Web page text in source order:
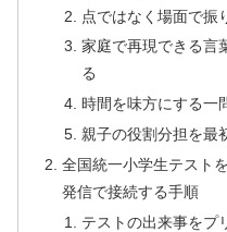
点ではなく場面で振
家庭で再現できる言
る
時間を味方にする一
親子の役割分担を最
全国統一小学生テスト
発信で接続する手順
テストの出来事をプ